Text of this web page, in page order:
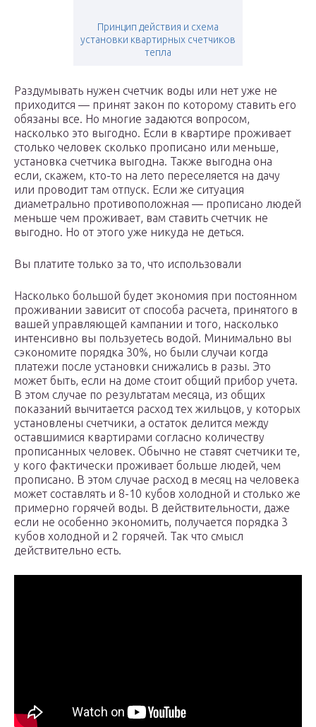
Принцип действия и схема
установки квартирных счетчиков
тепла
Раздумывать нужен счетчик воды или нет уже не
приходится — принят закон по которому ставить его
обязаны все. Но многие задаются вопросом,
насколько это выгодно. Если в квартире проживает
столько человек сколько прописано или меньше,
установка счетчика выгодна. Также выгодна она
если, скажем, кто-то на лето переселяется на дачу
или проводит там отпуск. Если же ситуация
диаметрально противоположная — прописано людей
меньше чем проживает, вам ставить счетчик не
выгодно. Но от этого уже никуда не деться.
Вы платите только за то, что использовали
Насколько большой будет экономия при постоянном
проживании зависит от способа расчета, принятого в
вашей управляющей кампании и того, насколько
интенсивно вы пользуетесь водой. Минимально вы
сэкономите порядка 30%, но были случаи когда
платежи после установки снижались в разы. Это
может быть, если на доме стоит общий прибор учета.
В этом случае по результатам месяца, из общих
показаний вычитается расход тех жильцов, у которых
установлены счетчики, а остаток делится между
оставшимися квартирами согласно количеству
прописанных человек. Обычно не ставят счетчики те,
у кого фактически проживает больше людей, чем
прописано. В этом случае расход в месяц на человека
может составлять и 8-10 кубов холодной и столько же
примерно горячей воды. В действительности, даже
если не особенно экономить, получается порядка 3
кубов холодной и 2 горячей. Так что смысл
действительно есть.